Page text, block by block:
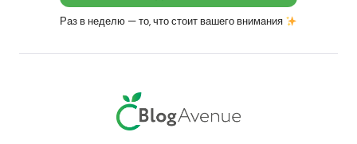
Раз в неделю — то, что стоит вашего внимания